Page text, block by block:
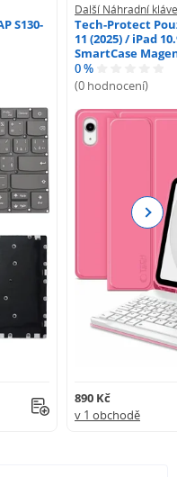
S130-
Další Náhradní
Tech-Protect
11 (2025) / iPad
SmartCase
0 %
(0 hodnocení)
890 Kč
v 1 obchodě
Next